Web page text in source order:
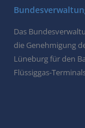
Das
die Genehmigung
Lüneburg für den
Flüssiggas-